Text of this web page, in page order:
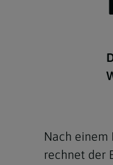
Nach einem
rechnet der